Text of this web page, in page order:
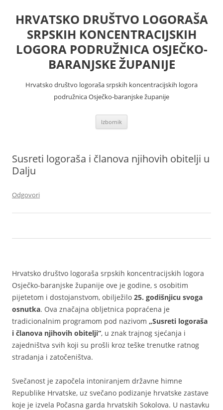
sadržaja
HRVATSKO DRUŠTVO LOGORAŠA
SRPSKIH KONCENTRACIJSKIH
LOGORA PODRUŽNICA OSJEČKO-
BARANJSKE ŽUPANIJE
Hrvatsko društvo logoraša srpskih koncentracijskih logora
podružnica Osječko-baranjske županije
Izbornik
Susreti logoraša i članova njihovih obitelji u
Dalju
Odgovori
Hrvatsko društvo logoraša srpskih koncentracijskih logora
Osječko-baranjske županije ove je godine, s osobitim
pijetetom i dostojanstvom, obilježilo 25. godišnjicu svoga
osnutka. Ova značajna obljetnica popraćena je
tradicionalnim programom pod nazivom „Susreti logoraša
i članova njihovih obitelji“, u znak trajnog sjećanja i
zajedništva svih koji su prošli kroz teške trenutke ratnog
stradanja i zatočeništva.
Svečanost je započela intoniranjem državne himne
Republike Hrvatske, uz svečano podizanje hrvatske zastave
koje je izvela Počasna garda hrvatskih Sokolova. U nastavku